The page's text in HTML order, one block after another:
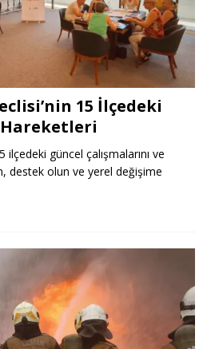
15 İlçedeki
Hareketleri
güncel çalışmalarını ve
destek olun ve yerel değişime